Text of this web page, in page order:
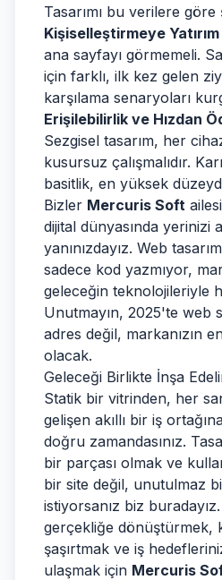
Tasarımı bu verilere göre
Kişiselleştirmeye Yatırım
ana sayfayı görmemeli.
için farklı, ilk kez gelen
karşılama senaryoları
Erişilebilirlik ve Hızdan
Sezgisel tasarım, her
kusursuz çalışmalıdır.
basitlik, en yüksek
Bizler Mercuris Soft
dijital dünyasında yerinizi
yanınızdayız. Web
sadece kod yazmıyor,
geleceğin teknolojileriyle
Unutmayın, 2025'te web
adres değil, markanızın
olacak.
Geleceği Birlikte İnşa
Statik bir vitrinden, her
gelişen akıllı bir iş
doğru zamandasınız.
bir parçası olmak ve
bir site değil, unutulmaz
istiyorsanız biz
gerçekliğe dönüştürmek,
şaşırtmak ve iş
ulaşmak için Mercuris